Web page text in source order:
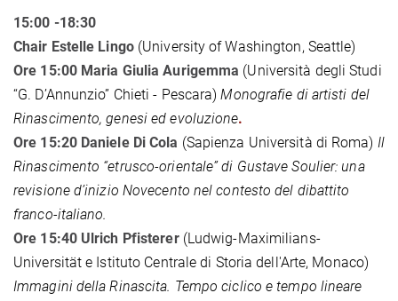
15:00 -18:30
Chair Estelle Lingo (University of Washington, Seattle)
Ore 15:00 Maria Giulia Aurigemma (Università degli Studi
“G. D’Annunzio” Chieti - Pescara) Monografie di artisti del
Rinascimento, genesi ed evoluzione.
Ore 15:20 Daniele Di Cola (Sapienza Università di Roma) Il
Rinascimento “etrusco-orientale” di Gustave Soulier: una
revisione d’inizio Novecento nel contesto del dibattito
franco-italiano.
Ore 15:40 Ulrich Pfisterer(Ludwig-Maximilians-
Universität e Istituto Centrale di Storia dell'Arte, Monaco)
Immagini della Rinascita. Tempo ciclico e tempo lineare